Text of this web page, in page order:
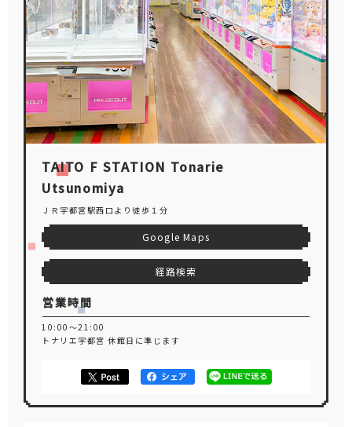
TAITO F STATION Tonarie
Utsunomiya
ＪＲ宇都宮駅西口より徒歩１分
Google Maps
経路検索
営業時間
10:00～21:00
トナリエ宇都宮 休館日に準じます